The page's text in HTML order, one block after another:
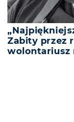
Zabity przez
wolontariusz